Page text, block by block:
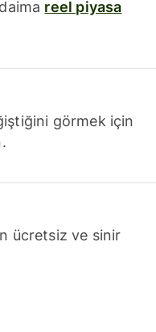
reel piyasa
görmek için
ücretsiz ve sinir